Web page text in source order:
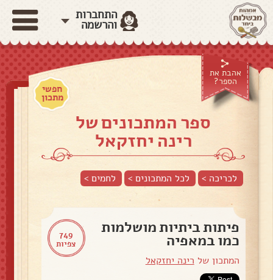
התחברות
והרשמה
אהבת את
הספר?
חפשי
מתכון
ספר המתכונים של
רינה יחזקאל
לכריכה > לכל המתכונים > לחמים>
749
צפיות
פיתות ביתיות מושלמות
כמו במאפיה
המתכון של רינה יחזקאל